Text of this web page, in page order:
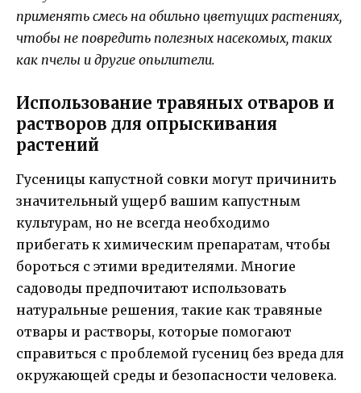
применять смесь на обильно цветущих растениях,
чтобы не повредить полезных насекомых, таких
как пчелы и другие опылители.
Использование травяных отваров и
растворов для опрыскивания
растений
Гусеницы капустной совки могут причинить
значительный ущерб вашим капустным
культурам, но не всегда необходимо
прибегать к химическим препаратам, чтобы
бороться с этими вредителями. Многие
садоводы предпочитают использовать
натуральные решения, такие как травяные
отвары и растворы, которые помогают
справиться с проблемой гусениц без вреда для
окружающей среды и безопасности человека.